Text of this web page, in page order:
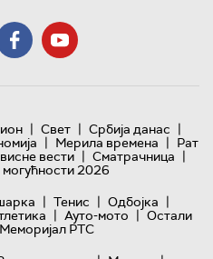
| Свет | Србија данас |
| Мерила времена | Рат
вести | Сматрачница |
2026
| Тенис | Одбојка |
| Ауто-мото | Остали
Меморијал РТС